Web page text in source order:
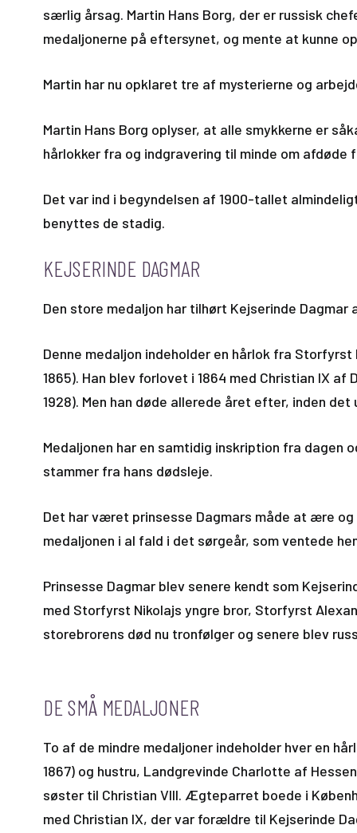
særlig årsag. Martin Hans Borg, der er russisk
medaljonerne på eftersynet, og mente at kunne
Martin har nu opklaret tre af mysterierne og
Martin Hans Borg oplyser, at alle smykkerne er
hårlokker fra og indgravering til minde om afdøde
Det var ind i begyndelsen af 1900-tallet
benyttes de stadig.
KEJSERINDE DAGMAR
Den store medaljon har tilhørt Kejserinde Dagmar
Denne medaljon indeholder en hårlok fra
1865). Han blev forlovet i 1864 med Christian IX
1928). Men han døde allerede året efter, inden
Medaljonen har en samtidig inskription fra dagen
stammer fra hans dødsleje.
Det har været prinsesse Dagmars måde at ære
medaljonen i al fald i det sørgeår, som ventede
Prinsesse Dagmar blev senere kendt som
med Storfyrst Nikolajs yngre bror, Storfyrst
storebrorens død nu tronfølger og senere blev
DE SMÅ MEDALJONER
To af de mindre medaljoner indeholder hver en
1867) og hustru, Landgrevinde Charlotte af
søster til Christian VIII. Ægteparret boede i
med Christian IX, der var forældre til Kejserinde